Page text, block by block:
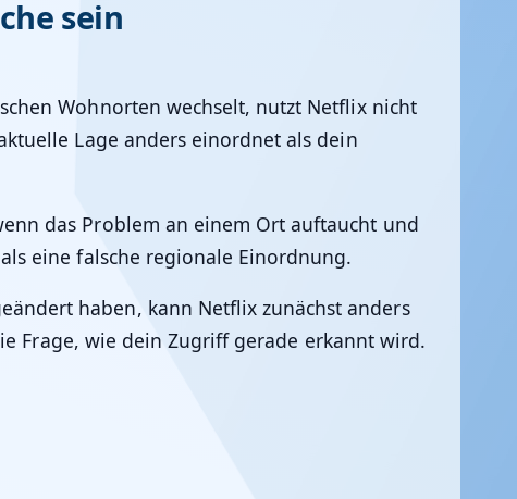
sein
Wohnorten wechselt, nutzt Netflix nicht
Lage anders einordnet als dein
das Problem an einem Ort auftaucht und
eine falsche regionale Einordnung.
haben, kann Netflix zunächst anders
Frage, wie dein Zugriff gerade erkannt wird.